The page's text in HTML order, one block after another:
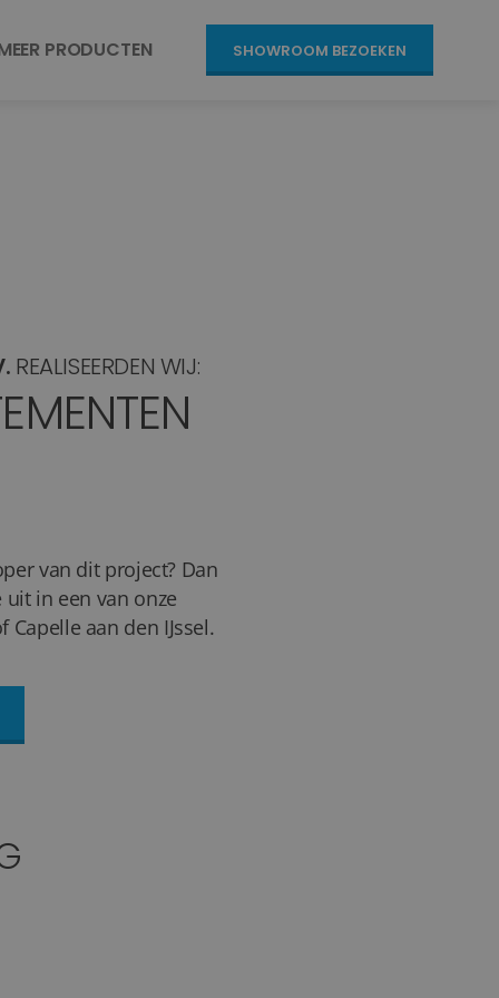
PRODUCTEN SHOWROOM BEZOEKEN
REALISEERDEN WIJ:
van dit project? Dan
in een van onze
aan den IJssel.